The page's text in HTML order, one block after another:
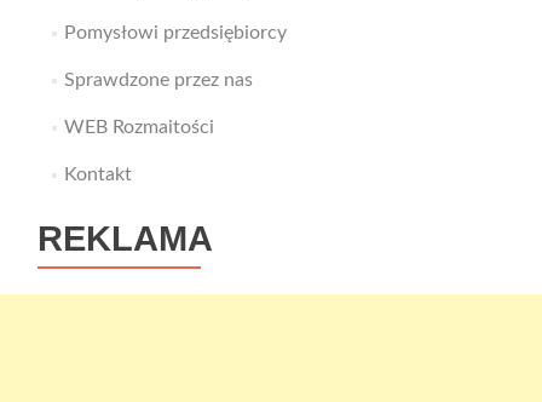
Pomysłowi przedsiębiorcy
Sprawdzone przez nas
WEB Rozmaitości
Kontakt
REKLAMA